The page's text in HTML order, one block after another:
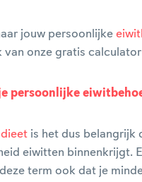
jouw persoonlijke
van onze gratis
persoonlijke
is het dus belangrijk
eiwitten binnenkrijgt.
term ook dat je